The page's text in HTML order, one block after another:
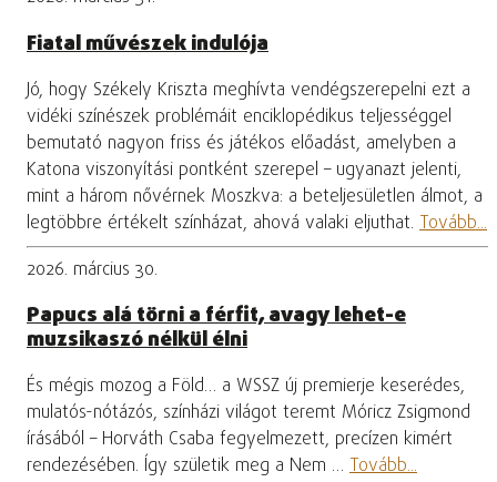
Fiatal művészek indulója
Jó, hogy Székely Kriszta meghívta vendégszerepelni ezt a
vidéki színészek problémáit enciklopédikus teljességgel
bemutató nagyon friss és játékos előadást, amelyben a
Katona viszonyítási pontként szerepel – ugyanazt jelenti,
mint a három nővérnek Moszkva: a beteljesületlen álmot, a
legtöbbre értékelt színházat, ahová valaki eljuthat. Tovább...
2026. március 30.
Papucs alá törni a férfit, avagy lehet-e
muzsikaszó nélkül élni
És mégis mozog a Föld… a WSSZ új premierje keserédes,
mulatós-nótázós, színházi világot teremt Móricz Zsigmond
írásából – Horváth Csaba fegyelmezett, precízen kimért
rendezésében. Így születik meg a Nem … Tovább...